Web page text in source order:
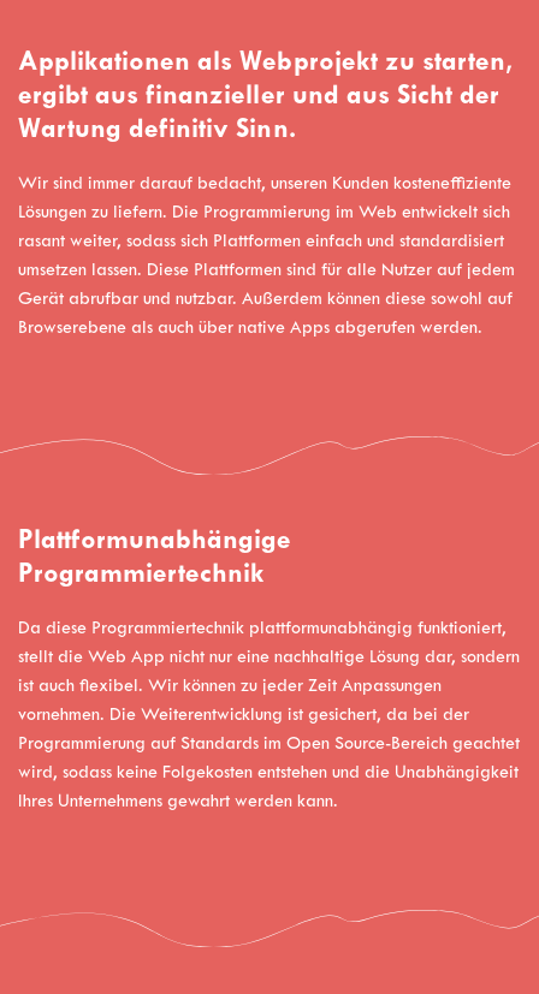
Applikationen als Webprojekt zu starten,
ergibt aus finanzieller und aus Sicht der
Wartung definitiv Sinn.
Wir sind immer darauf bedacht, unseren Kunden kosteneffiziente
Lösungen zu liefern. Die Programmierung im Web entwickelt sich
rasant weiter, sodass sich Plattformen einfach und standardisiert
umsetzen lassen. Diese Plattformen sind für alle Nutzer auf jedem
Gerät abrufbar und nutzbar. Außerdem können diese sowohl auf
Browserebene als auch über native Apps abgerufen werden.
Plattformunabhängige
Programmiertechnik
Da diese Programmiertechnik plattformunabhängig funktioniert,
stellt die Web App nicht nur eine nachhaltige Lösung dar, sondern
ist auch flexibel. Wir können zu jeder Zeit Anpassungen
vornehmen. Die Weiterentwicklung ist gesichert, da bei der
Programmierung auf Standards im Open Source-Bereich geachtet
wird, sodass keine Folgekosten entstehen und die Unabhängigkeit
Ihres Unternehmens gewahrt werden kann.